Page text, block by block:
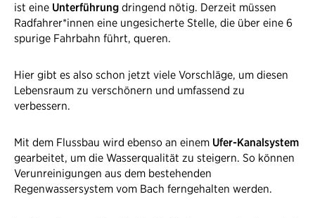
ist eine Unterführung dringend nötig. Derzeit müssen
Radfahrer*innen eine ungesicherte Stelle, die über eine 6
spurige Fahrbahn führt, queren​.
Hier gibt es also schon jetzt viele Vorschläge, um diesen
Lebensraum zu verschönern und umfassend zu
verbessern.
Mit dem Flussbau wird ebenso an einem Ufer-Kanalsystem
gearbeitet, um die Wasserqualität zu steigern. So können
Verunreinigungen aus dem bestehenden
Regenwassersystem vom Bach ferngehalten werden.